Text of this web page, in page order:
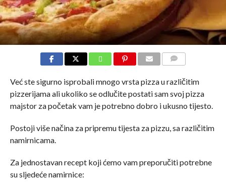
Već ste sigurno isprobali mnogo vrsta pizza u različitim
pizzerijama ali ukoliko se odlučite postati sam svoj pizza
majstor za početak vam je potrebno dobro i ukusno tijesto.
Postoji više načina za pripremu tijesta za pizzu, sa različitim
namirnicama.
Za jednostavan recept koji ćemo vam preporučiti potrebne
su sljedeće namirnice: